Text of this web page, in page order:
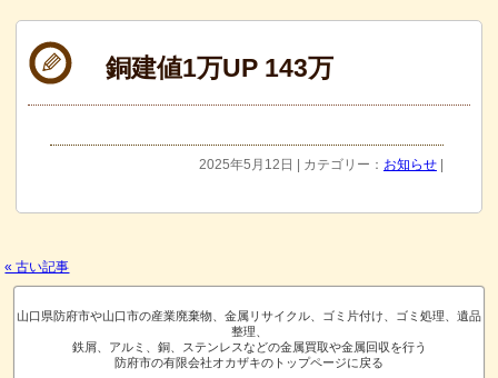
銅建値1万UP 143万
2025年5月12日 | カテゴリー： お知らせ|
« 古い記事
山口県防府市や山口市の産業廃棄物、金属リサイクル、ゴミ片付け、ゴミ処理、遺品
整理、
鉄屑、アルミ、銅、ステンレスなどの金属買取や金属回収を行う
防府市の有限会社オカザキのトップページに戻る